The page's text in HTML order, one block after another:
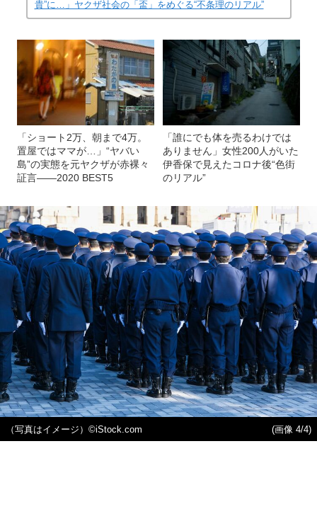
貴”に…」ヤクザ社会の「盃」をめぐる“不条理のリアル”
「ショート2万、朝まで4万。
置屋ではママが…」“ヤバい
島”の実態を元ヤクザが赤裸々
証言――2020 BEST5
「誰にでも体を売るわけでは
ありません」女性200人がいた
伊香保で見えたコロナ後“色街
のリアル”
（写真はイメージ）©iStock.com (画像 4/4)